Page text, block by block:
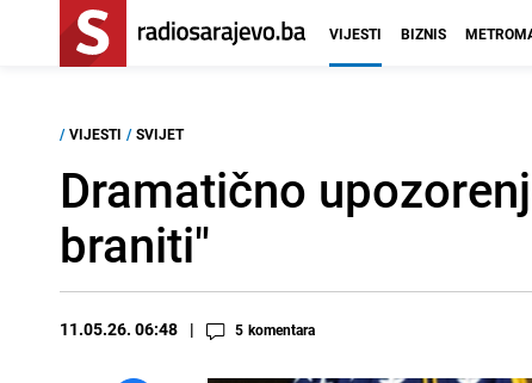
VIJESTI BIZNIS
/ VIJESTI / SVIJET
Dramatično
braniti"
11.05.26. 06:48 5 komentara